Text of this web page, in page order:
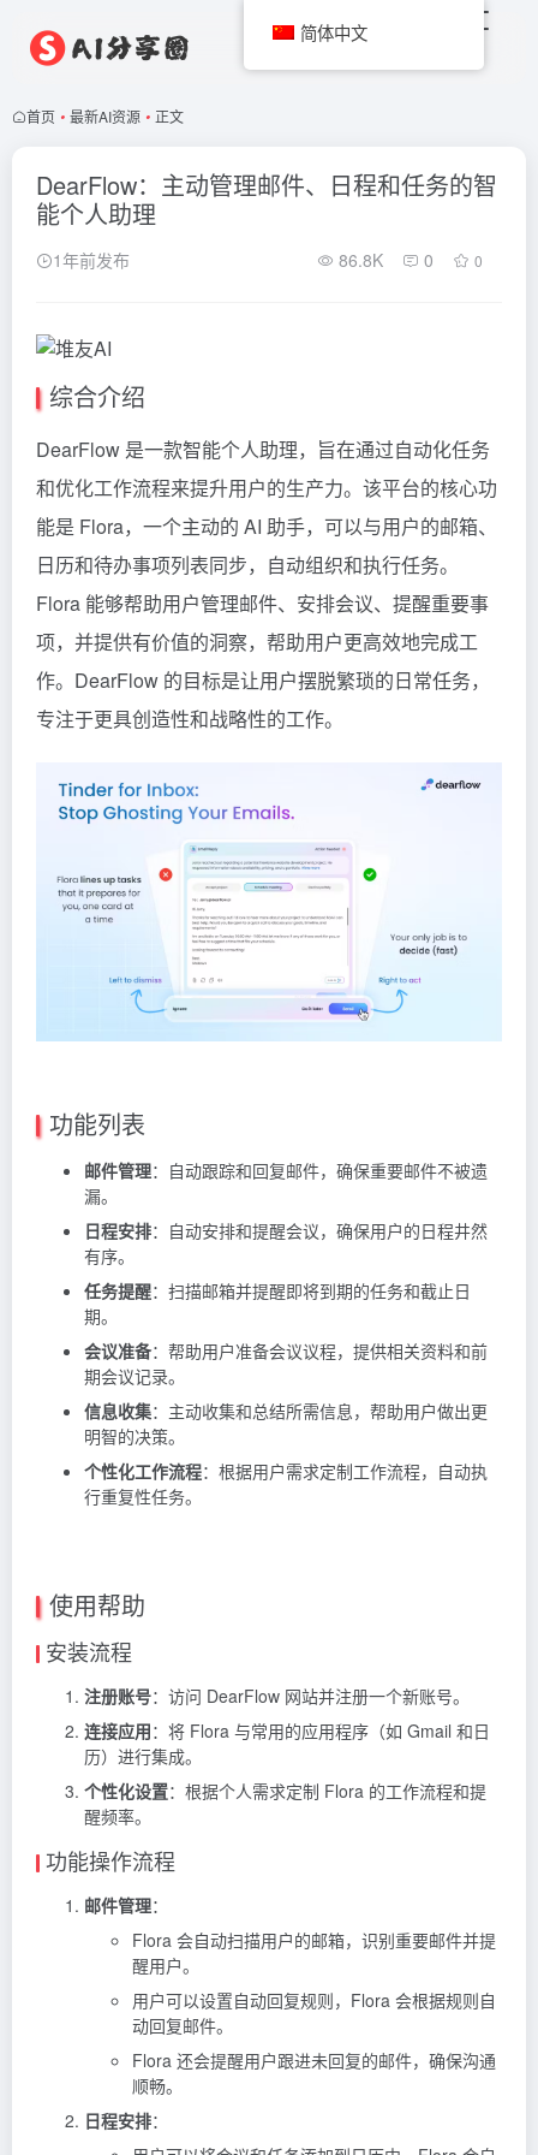
首页 • 最新AI资源 • 正文
DearFlow：主动管理邮件、日程和任务的智
能个人助理
1年前发布 86.8K 0 0
综合介绍
DearFlow 是一款智能个人助理，旨在通过自动化任务
和优化工作流程来提升用户的生产力。该平台的核心功
能是 Flora，一个主动的 AI 助手，可以与用户的邮箱、
日历和待办事项列表同步，自动组织和执行任务。
Flora 能够帮助用户管理邮件、安排会议、提醒重要事
项，并提供有价值的洞察，帮助用户更高效地完成工
作。DearFlow 的目标是让用户摆脱繁琐的日常任务，
专注于更具创造性和战略性的工作。
功能列表
邮件管理：自动跟踪和回复邮件，确保重要邮件不被遗
漏。
日程安排：自动安排和提醒会议，确保用户的日程井然
有序。
任务提醒：扫描邮箱并提醒即将到期的任务和截止日
期。
会议准备：帮助用户准备会议议程，提供相关资料和前
期会议记录。
信息收集：主动收集和总结所需信息，帮助用户做出更
明智的决策。
个性化工作流程：根据用户需求定制工作流程，自动执
行重复性任务。
使用帮助
安装流程
注册账号：访问 DearFlow 网站并注册一个新账号。
连接应用：将 Flora 与常用的应用程序（如 Gmail 和日
历）进行集成。
个性化设置：根据个人需求定制 Flora 的工作流程和提
醒频率。
功能操作流程
邮件管理：
Flora 会自动扫描用户的邮箱，识别重要邮件并提
醒用户。
用户可以设置自动回复规则，Flora 会根据规则自
动回复邮件。
Flora 还会提醒用户跟进未回复的邮件，确保沟通
顺畅。
日程安排：
简体中文